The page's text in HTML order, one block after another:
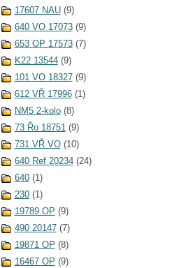
17607 NAU (9)
640 VO 17073 (9)
653 OP 17573 (7)
K22 13544 (9)
101 VO 18327 (9)
612 VŘ 17996 (1)
NM5 2-kolo (8)
73 Řo 18751 (9)
731 VŘ VO (10)
640 Ref 20234 (24)
640 (1)
230 (1)
19789 OP (9)
490 20147 (7)
19871 OP (8)
16467 OP (9)